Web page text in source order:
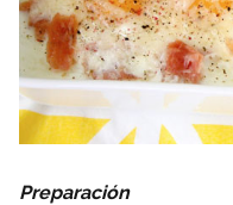
Preparación